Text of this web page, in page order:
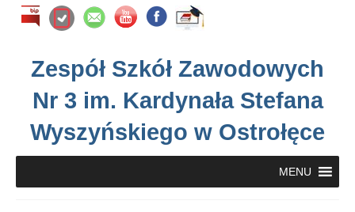
Zespół Szkół Zawodowych
Nr 3 im. Kardynała Stefana
Wyszyńskiego w Ostrołęce
MENU